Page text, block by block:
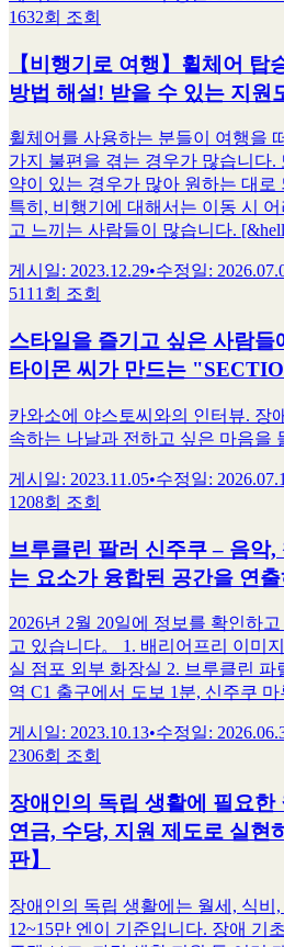
1632회 조회
【비행기로 여행】휠체어 탑
방법 해설! 받을 수 있는 지원
휠체어를 사용하는 분들이 여행을
가지 불편을 겪는 경우가 많습니다.
약이 있는 경우가 많아 원하는 대로
특히, 비행기에 대해서는 이동 시
고 느끼는 사람들이 많습니다.
게시일: 2023.12.29•수정일:
5111회 조회
스타일을 즐기고 싶은 사람들
타이몬 씨가 만드는
카와소에 야스토씨와의 인터뷰. 장
속하는 나날과 전하고 싶은 마음을
게시일: 2023.11.05•수정일:
1208회 조회
브루클린 팔러 신주쿠 – 음악
는 요소가 융합된 공간을 연
2026년 2월 20일에 정보를 확인하
고 있습니다。 1. 배리어프리 이미
실 점포 외부 화장실 2. 브루클린 파
역 C1 출구에서 도보 1분, 신주쿠
게시일: 2023.10.13•수정일:
2306회 조회
장애인의 독립 생활에 필요한
연금, 수당, 지원 제도로 실현
판】
장애인의 독립 생활에는 월세, 식비
12~15만 엔이 기준입니다. 장애 기